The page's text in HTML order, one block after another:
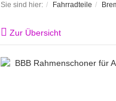
Sie sind hier: Fahrradteile
Zur Übersicht